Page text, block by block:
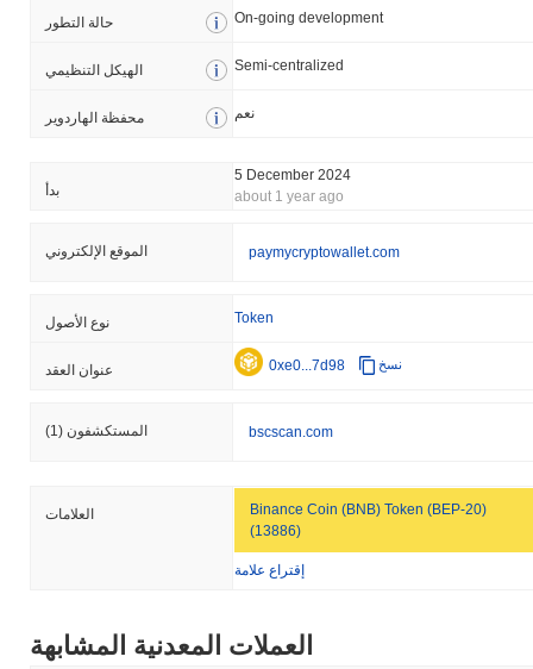
حالة التطور On-going development
الهيكل التنظيمي Semi-centralized
محفظة الهاردوير نعم
بدأ
5 December 2024
about 1 year ago
الموقع الإلكتروني paymycryptowallet.com
نوع الأصول Token
عنوان العقد 0xe0...7d98 نسخ
المستكشفون (1) bscscan.com
العلامات
Binance Coin (BNB) Token (BEP-20)
(13886)
إقتراع علامة
العملات المعدنية المشابهة